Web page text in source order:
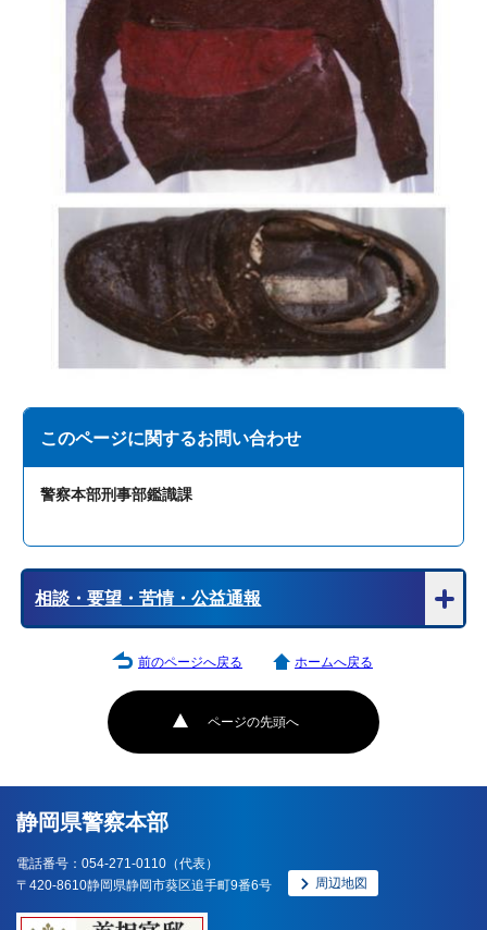
このページに関するお問い合わせ
警察本部刑事部鑑識課
相談・要望・苦情・公益通報
ページの先頭へ
前のページへ戻る ホームへ戻る
静岡県警察本部
電話番号：054-271-0110（代表）
〒420-8610静岡県静岡市葵区追手町9番6号
周辺地図